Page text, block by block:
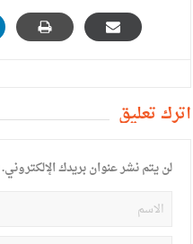
أترك تعليق
لن يتم نشر عنوان بريدك الإلكتروني.